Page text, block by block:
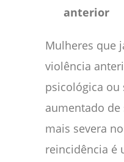
anterior
Mulheres que
violência
psicológica
aumentado
mais severa
reincidência é